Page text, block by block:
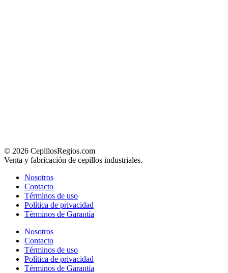
© 2026 CepillosRegios.com
Venta y fabricación de cepillos industriales.
Nosotros
Contacto
Términos de uso
Política de privacidad
Términos de Garantía
Nosotros
Contacto
Términos de uso
Política de privacidad
Términos de Garantía